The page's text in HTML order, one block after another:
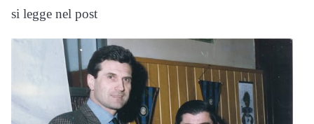
si legge nel post